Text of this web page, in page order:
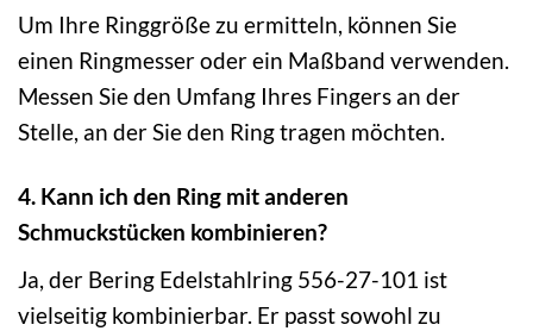
Um Ihre Ringgröße zu ermitteln, können Sie
einen Ringmesser oder ein Maßband verwenden.
Messen Sie den Umfang Ihres Fingers an der
Stelle, an der Sie den Ring tragen möchten.
4. Kann ich den Ring mit anderen
Schmuckstücken kombinieren?
Ja, der Bering Edelstahlring 556-27-101 ist
vielseitig kombinierbar. Er passt sowohl zu